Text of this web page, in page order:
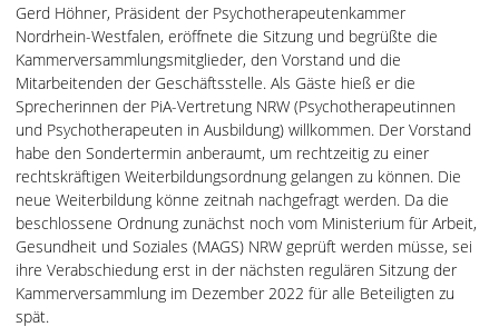
Gerd Höhner, Präsident der Psychotherapeutenkammer
Nordrhein-Westfalen, eröffnete die Sitzung und begrüßte die
Kammerversammlungsmitglieder, den Vorstand und die
Mitarbeitenden der Geschäftsstelle. Als Gäste hieß er die
Sprecherinnen der PiA-Vertretung NRW (Psychotherapeutinnen
und Psychotherapeuten in Ausbildung) willkommen. Der Vorstand
habe den Sondertermin anberaumt, um rechtzeitig zu einer
rechtskräftigen Weiterbildungsordnung gelangen zu können. Die
neue Weiterbildung könne zeitnah nachgefragt werden. Da die
beschlossene Ordnung zunächst noch vom Ministerium für Arbeit,
Gesundheit und Soziales (MAGS) NRW geprüft werden müsse, sei
ihre Verabschiedung erst in der nächsten regulären Sitzung der
Kammerversammlung im Dezember 2022 für alle Beteiligten zu
spät.